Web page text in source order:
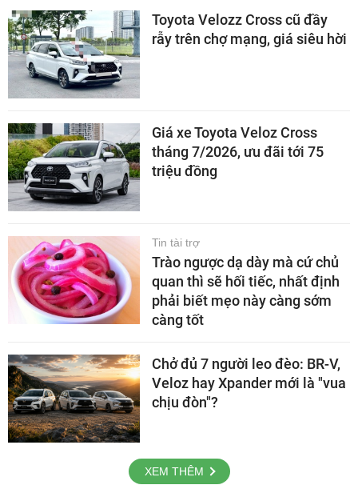
Toyota Velozz Cross cũ đầy
rẫy trên chợ mạng, giá siêu hời
Giá xe Toyota Veloz Cross
tháng 7/2026, ưu đãi tới 75
triệu đồng
Tin tài trợ
Trào ngược dạ dày mà cứ chủ
quan thì sẽ hối tiếc, nhất định
phải biết mẹo này càng sớm
càng tốt
Chở đủ 7 người leo đèo: BR-V,
Veloz hay Xpander mới là "vua
chịu đòn"?
XEM THÊM